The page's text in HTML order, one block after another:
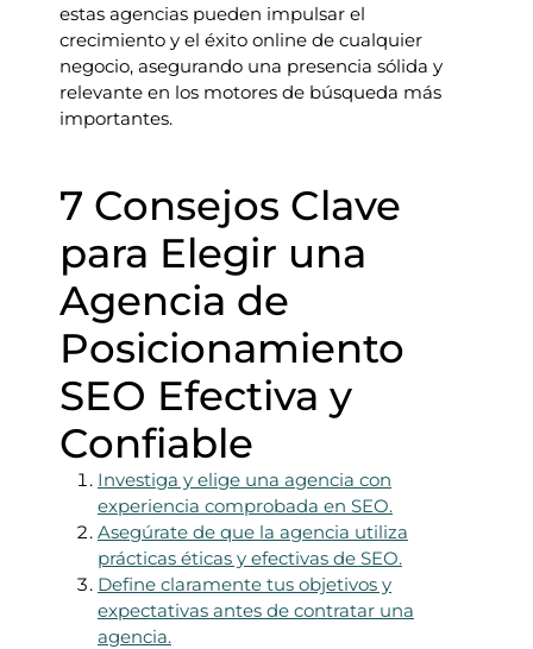
estas agencias pueden impulsar el
crecimiento y el éxito online de cualquier
negocio, asegurando una presencia sólida y
relevante en los motores de búsqueda más
importantes.
7 Consejos Clave
para Elegir una
Agencia de
Posicionamiento
SEO Efectiva y
Confiable
Investiga y elige una agencia con
experiencia comprobada en SEO.
Asegúrate de que la agencia utiliza
prácticas éticas y efectivas de SEO.
Define claramente tus objetivos y
expectativas antes de contratar una
agencia.